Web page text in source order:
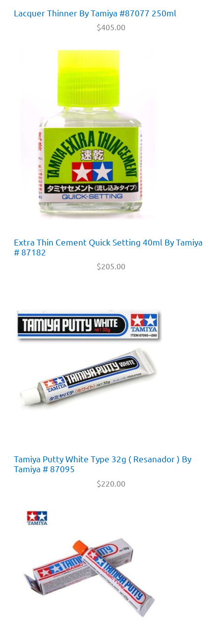
Lacquer Thinner By Tamiya #87077 250ml
$405.00
Extra Thin Cement Quick Setting 40ml By Tamiya
# 87182
$205.00
Tamiya Putty White Type 32g ( Resanador ) By
Tamiya # 87095
$220.00